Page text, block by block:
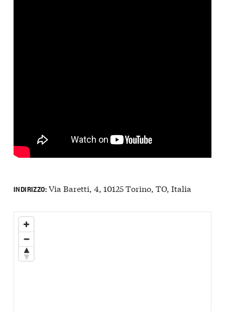
INDIRIZZO:Via Baretti, 4, 10125 Torino, TO, Italia